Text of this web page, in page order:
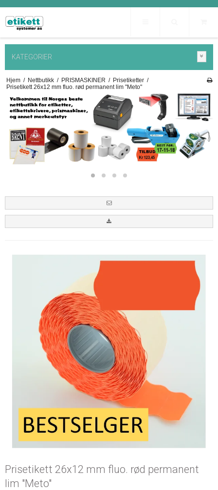
KATEGORIER
Hjem / Nettbutikk / PRISMASKINER / Prisetiketter /
Prisetikett 26x12 mm fluo. rød permanent lim "Meto"
Prisetikett 26x12 mm fluo. rød permanent
lim "Meto"